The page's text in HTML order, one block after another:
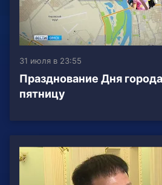
31 июля в 23:55
Празднование Дня
пятницу